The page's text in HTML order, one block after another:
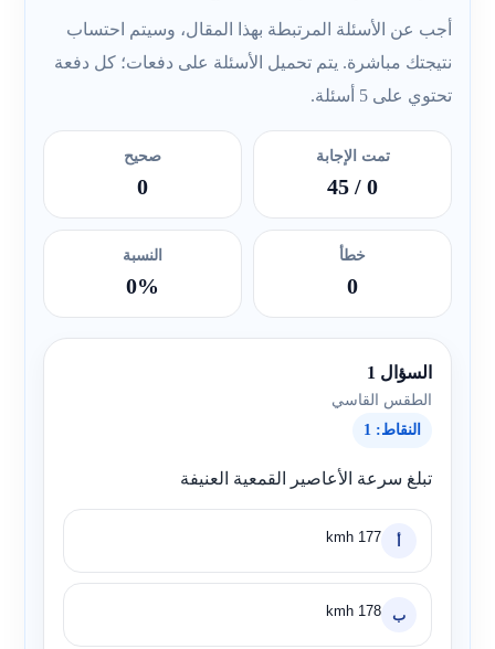
أجب عن الأسئلة المرتبطة بهذا المقال، وسيتم احتساب
نتيجتك مباشرة. يتم تحميل الأسئلة على دفعات؛ كل دفعة
تحتوي على 5 أسئلة.
تمت الإجابة
0
/ 45
صحيح
0
خطأ
0
النسبة
0%
السؤال 1
الطقس القاسي
النقاط: 1
تبلغ سرعة الأعاصير القمعية العنيفة
أ 177 kmh
ب 178 kmh